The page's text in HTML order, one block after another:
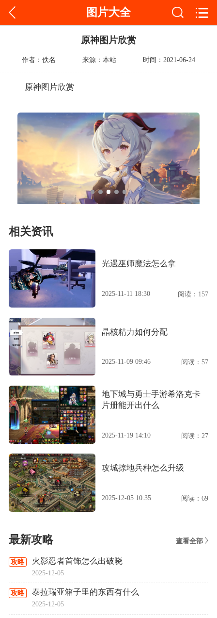
图片大全
原神图片欣赏
作者：佚名 来源：本站 时间：2021-06-24
原神图片欣赏
相关资讯
光遇巫师魔法怎么拿
2025-11-11 18:30 阅读：157
晶核精力如何分配
2025-11-09 09:46 阅读：57
地下城与勇士手游希洛克卡
片册能开出什么
2025-11-19 14:10 阅读：27
攻城掠地兵种怎么升级
2025-12-05 10:35 阅读：69
最新攻略 查看全部
攻略 火影忍者首饰怎么出破晓
2025-12-05
攻略 泰拉瑞亚箱子里的东西有什么
2025-12-05